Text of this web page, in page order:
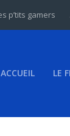
p’tits gamers
ACCUEIL LE